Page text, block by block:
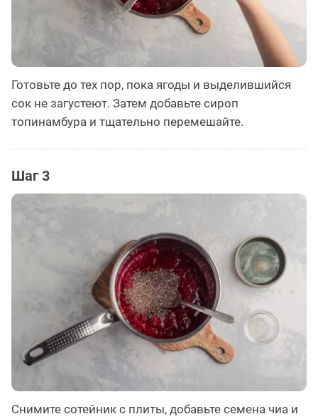
Готовьте до тех пор, пока ягоды и выделившийся
сок не загустеют. Затем добавьте сироп
топинамбура и тщательно перемешайте.
Шаг 3
Снимите сотейник с плиты, добавьте семена чиа и